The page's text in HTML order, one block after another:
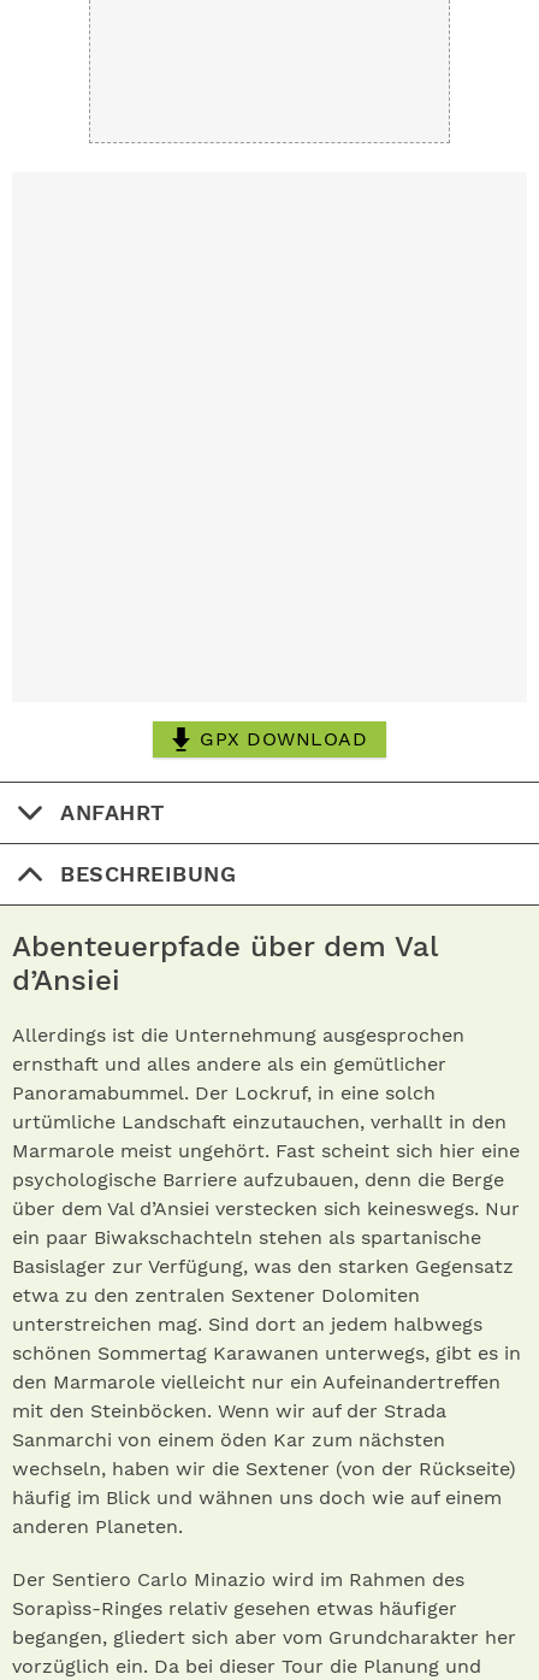
GPX DOWNLOAD
ANFAHRT
BESCHREIBUNG
Abenteuerpfade über dem Val
d’Ansiei
Allerdings ist die Unternehmung ausgesprochen
ernsthaft und alles andere als ein gemütlicher
Panoramabummel. Der Lockruf, in eine solch
urtümliche Landschaft einzutauchen, verhallt in den
Marmarole meist ungehört. Fast scheint sich hier eine
psychologische Barriere aufzubauen, denn die Berge
über dem Val d’Ansiei verstecken sich keineswegs. Nur
ein paar Biwakschachteln stehen als spartanische
Basislager zur Verfügung, was den starken Gegensatz
etwa zu den zentralen Sextener Dolomiten
unterstreichen mag. Sind dort an jedem halbwegs
schönen Sommertag Karawanen unterwegs, gibt es in
den Marmarole vielleicht nur ein Aufeinandertreffen
mit den Steinböcken. Wenn wir auf der Strada
Sanmarchi von einem öden Kar zum nächsten
wechseln, haben wir die Sextener (von der Rückseite)
häufig im Blick und wähnen uns doch wie auf einem
anderen Planeten.
Der Sentiero Carlo Minazio wird im Rahmen des
Sorapìss-Ringes relativ gesehen etwas häufiger
begangen, gliedert sich aber vom Grundcharakter her
vorzüglich ein. Da bei dieser Tour die Planung und